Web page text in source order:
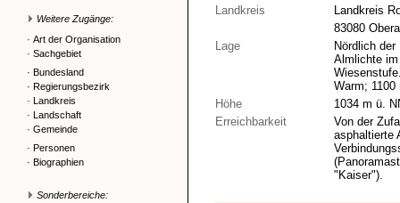
Weitere Zugänge:
· Art der Organisation
· Sachgebiet
· Bundesland
· Regierungsbezirk
· Landkreis
· Landschaft
· Gemeinde
· Personen
· Biographien
Sonderbereiche:
Landkreis
Landkreis
83080
Lage
Nördlich
Almlichte
Warm; 1100
Höhe
1034 m ü.
Erreichbarkeit
Von der
asphaltierte
"Kaiser").